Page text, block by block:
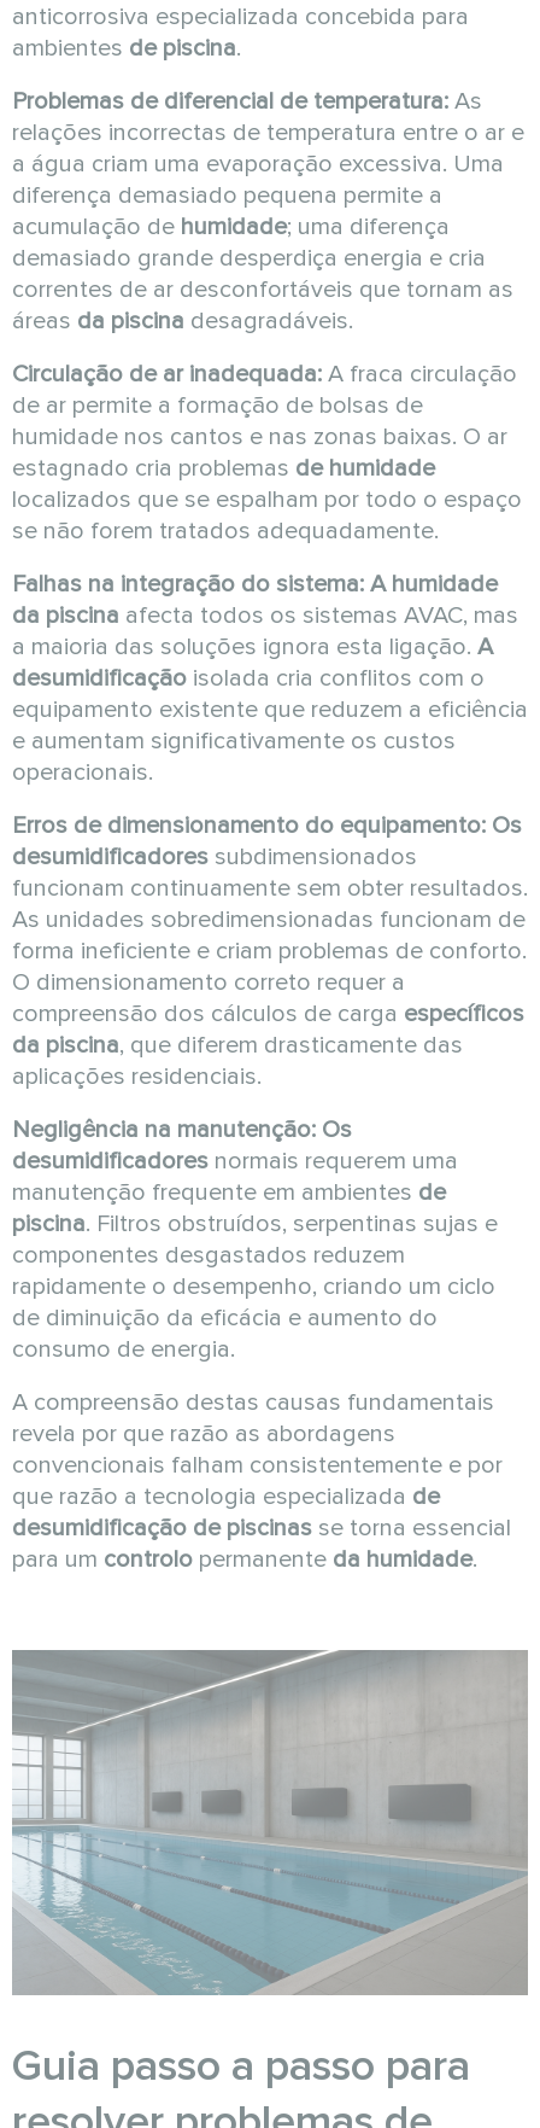
anticorrosiva especializada concebida para
ambientes de piscina.
Problemas de diferencial de temperatura: As
relações incorrectas de temperatura entre o ar e
a água criam uma evaporação excessiva. Uma
diferença demasiado pequena permite a
acumulação de humidade; uma diferença
demasiado grande desperdiça energia e cria
correntes de ar desconfortáveis que tornam as
áreas da piscina desagradáveis.
Circulação de ar inadequada: A fraca circulação
de ar permite a formação de bolsas de
humidade nos cantos e nas zonas baixas. O ar
estagnado cria problemas de humidade
localizados que se espalham por todo o espaço
se não forem tratados adequadamente.
Falhas na integração do sistema: A humidade
da piscina afecta todos os sistemas AVAC, mas
a maioria das soluções ignora esta ligação. A
desumidificação isolada cria conflitos com o
equipamento existente que reduzem a eficiência
e aumentam significativamente os custos
operacionais.
Erros de dimensionamento do equipamento: Os
desumidificadores subdimensionados
funcionam continuamente sem obter resultados.
As unidades sobredimensionadas funcionam de
forma ineficiente e criam problemas de conforto.
O dimensionamento correto requer a
compreensão dos cálculos de carga específicos
da piscina, que diferem drasticamente das
aplicações residenciais.
Negligência na manutenção: Os
desumidificadores normais requerem uma
manutenção frequente em ambientes de
piscina. Filtros obstruídos, serpentinas sujas e
componentes desgastados reduzem
rapidamente o desempenho, criando um ciclo
de diminuição da eficácia e aumento do
consumo de energia.
A compreensão destas causas fundamentais
revela por que razão as abordagens
convencionais falham consistentemente e por
que razão a tecnologia especializada de
desumidificação de piscinas se torna essencial
para um controlo permanente da humidade.
Guia passo a passo para